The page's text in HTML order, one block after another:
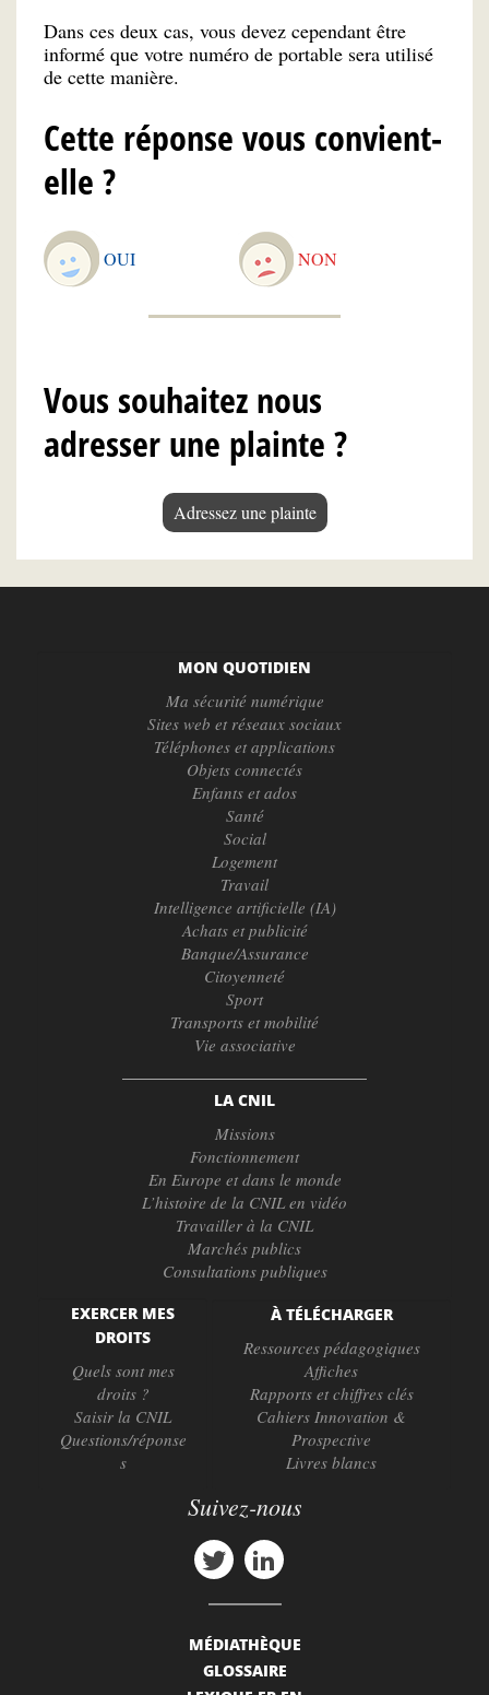
Dans ces deux cas, vous devez cependant être
informé que votre numéro de portable sera utilisé
de cette manière.
Cette réponse vous convient-
elle ?
OUI NON
Vous souhaitez nous
adresser une plainte ?
Adressez une plainte
MON QUOTIDIEN
Ma sécurité numérique
Sites web et réseaux sociaux
Téléphones et applications
Objets connectés
Enfants et ados
Santé
Social
Logement
Travail
Intelligence artificielle (IA)
Achats et publicité
Banque/Assurance
Citoyenneté
Sport
Transports et mobilité
Vie associative
LA CNIL
Missions
Fonctionnement
En Europe et dans le monde
L’histoire de la CNIL en vidéo
Travailler à la CNIL
Marchés publics
Consultations publiques
EXERCER MES
DROITS
Quels sont mes
droits ?
Saisir la CNIL
Questions/réponse
s
À TÉLÉCHARGER
Ressources pédagogiques
Affiches
Rapports et chiffres clés
Cahiers Innovation &
Prospective
Livres blancs
Suivez-nous
MÉDIATHÈQUE
GLOSSAIRE